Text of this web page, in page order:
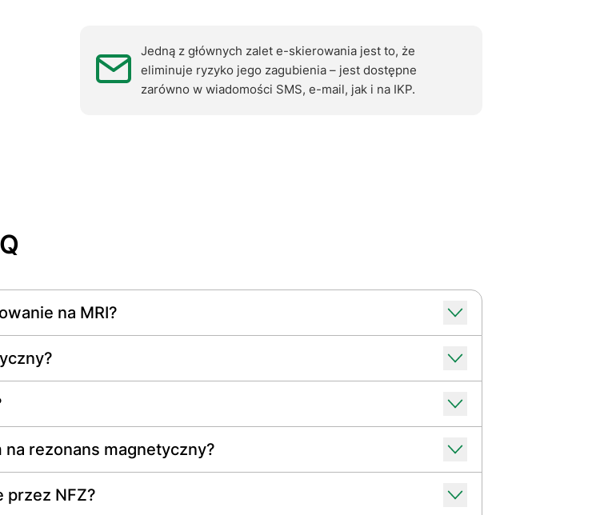
Jedną z głównych zalet e-skierowania jest to, że
eliminuje ryzyko jego zagubienia – jest dostępne
zarówno w wiadomości SMS, e-mail, jak i na IKP.
na MRI?
rezonans magnetyczny?
przez NFZ?